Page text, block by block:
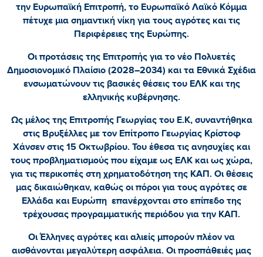
την Ευρωπαϊκή Επιτροπή, το Ευρωπαϊκό Λαϊκό Κόμμα
πέτυχε μια σημαντική νίκη για τους αγρότες και τις
Περιφέρειες της Ευρώπης.
Οι προτάσεις της Επιτροπής για το νέο Πολυετές
Δημοσιονομικό Πλαίσιο (2028–2034) και τα Εθνικά Σχέδια
ενσωματώνουν τις βασικές θέσεις του ΕΛΚ και της
ελληνικής κυβέρνησης.
Ως μέλος της Επιτροπής Γεωργίας του Ε.Κ, συναντήθηκα
στις Βρυξέλλες με τον Επίτροπο Γεωργίας Κρίστοφ
Χάνσεν στις 15 Οκτωβρίου. Του έθεσα τις ανησυχίες και
τους προβληματισμούς που είχαμε ως ΕΛΚ και ως χώρα,
για τις περικοπές στη χρηματοδότηση της ΚΑΠ. Οι θέσεις
μας δικαιώθηκαν, καθώς οι πόροι για τους αγρότες σε
Ελλάδα και Ευρώπη επανέρχονται στο επίπεδο της
τρέχουσας προγραμματικής περιόδου για την ΚΑΠ.
Οι Έλληνες αγρότες και αλιείς μπορούν πλέον να
αισθάνονται μεγαλύτερη ασφάλεια. Οι προσπάθειές μας